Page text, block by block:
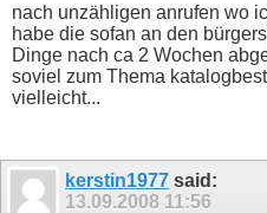
nach unzähligen anrufen wo
habe die sofan an den
Dinge nach ca 2 Wochen
soviel zum Thema
vielleicht...
kerstin1977 said:
13.09.2008 11:56